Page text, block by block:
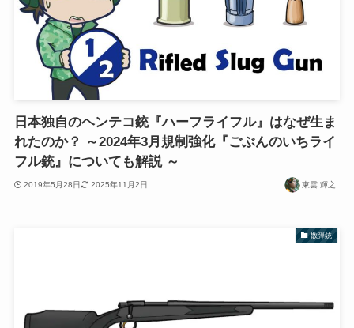
日本独自のヘンテコ銃『ハーフライフル』はなぜ生ま
れたのか？ ～2024年3月規制強化『ごぶんのいちライ
フル銃』についても解説 ～
2019年5月28日 2025年11月2日 東雲 輝之
散弾銃